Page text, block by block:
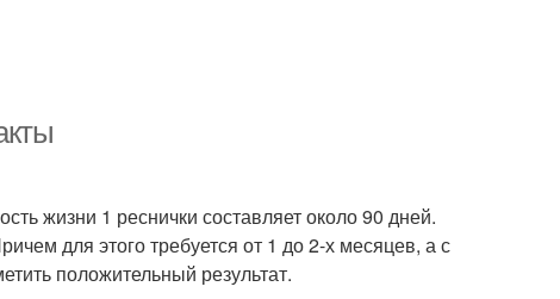
жизни 1 реснички составляет около 90 дней.
для этого требуется от 1 до 2-х месяцев, а с
положительный результат.